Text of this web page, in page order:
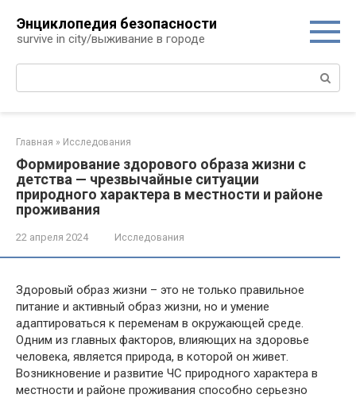
контенту
Энциклопедия безопасности
survive in city/выживание в городе
Поиск:
Главная » Исследования
Формирование здорового образа жизни с
детства — чрезвычайные ситуации
природного характера в местности и районе
проживания
22 апреля 2024 Исследования
Здоровый образ жизни – это не только правильное
питание и активный образ жизни, но и умение
адаптироваться к переменам в окружающей среде.
Одним из главных факторов, влияющих на здоровье
человека, является природа, в которой он живет.
Возникновение и развитие ЧС природного характера в
местности и районе проживания способно серьезно